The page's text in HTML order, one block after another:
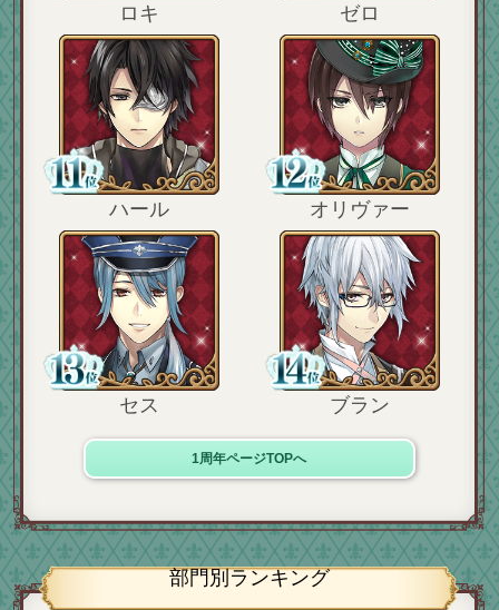
ロキ ゼロ
ハール オリヴァー
セス ブラン
1周年ページTOPへ
部門別ランキング